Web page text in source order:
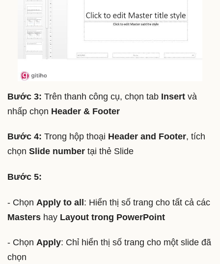
Bước 3: Trên thanh công cụ, chọn tab Insert và
nhấp chọn Header & Footer
Bước 4: Trong hộp thoại Header and Footer, tích
chọn Slide number tại thẻ Slide
Bước 5:
- Chọn Apply to all: Hiển thị số trang cho tất cả các
Masters hay Layout trong PowerPoint
- Chọn Apply: Chỉ hiển thị số trang cho một slide đã
chọn